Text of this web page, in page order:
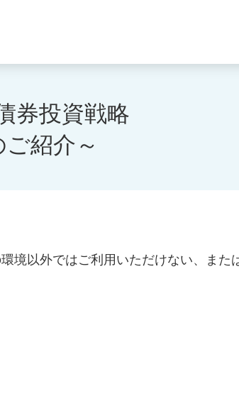
券投資戦略
紹介～
境以外ではご利用いただけない、ま